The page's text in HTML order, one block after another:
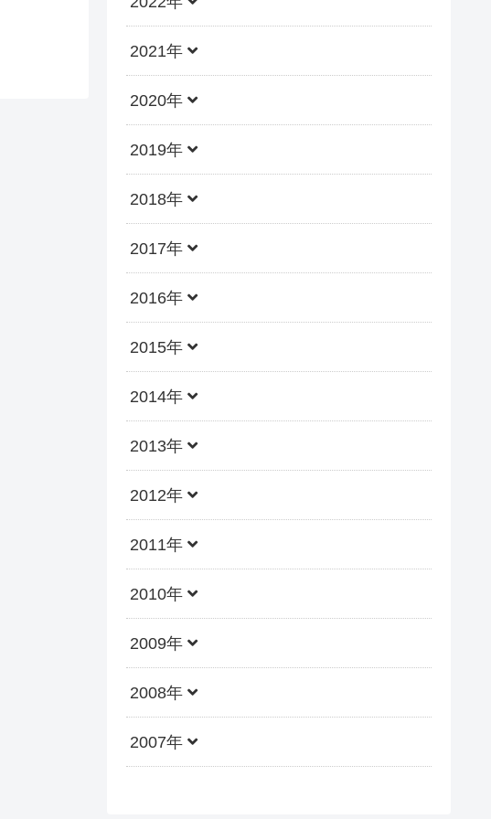
2021年
2020年
2019年
2018年
2017年
2016年
2015年
2014年
2013年
2012年
2011年
2010年
2009年
2008年
2007年